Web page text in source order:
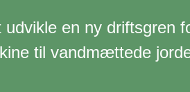
en ny driftsgren
til vandmættede